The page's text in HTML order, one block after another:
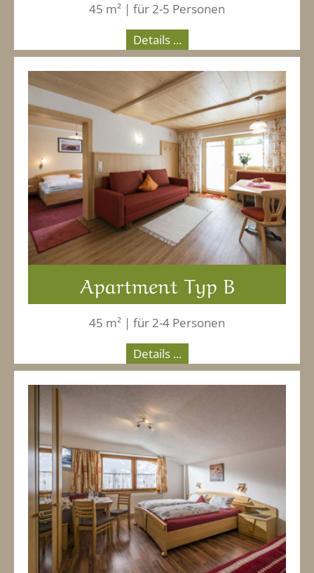
45 m² | für 2-5 Personen
Details ...
Apartment Typ B
45 m² | für 2-4 Personen
Details ...